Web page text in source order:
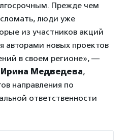
Прежде чем
люди уже
из участников акций
авторами новых проектов
в своем регионе», —
Ирина Медведева,
направления по
ответственности